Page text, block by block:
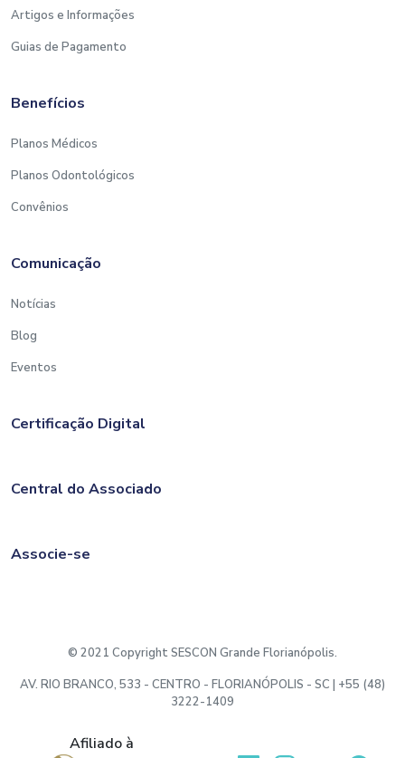
Artigos e Informações
Guias de Pagamento
Benefícios
Planos Médicos
Planos Odontológicos
Convênios
Comunicação
Notícias
Blog
Eventos
Certificação Digital
Central do Associado
Associe-se
© 2021 Copyright SESCON Grande Florianópolis.
AV. RIO BRANCO, 533 - CENTRO - FLORIANÓPOLIS - SC | +55 (48)
3222-1409
Afiliado à